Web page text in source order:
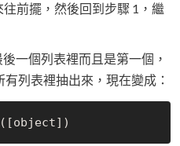
前擺，然後回到步驟 1，繼
一個列表裡而且是第一個，
有列表裡抽出來，現在變成：